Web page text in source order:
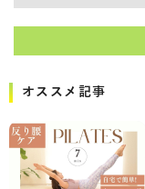
オススメ記事